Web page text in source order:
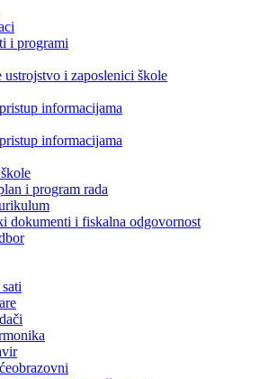
i programi
ustrojstvo i zaposlenici škole
informacijama
informacijama
i program rada
dokumenti i fiskalna odgovornost